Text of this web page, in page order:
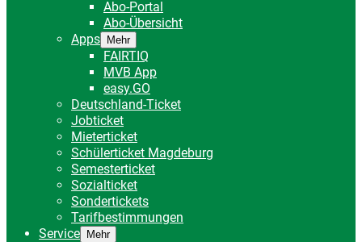
Abo-Portal
Abo-Übersicht
Apps
Mehr
FAIRTIQ
MVB App
easy.GO
Deutschland-Ticket
Jobticket
Mieterticket
Schülerticket Magdeburg
Semesterticket
Sozialticket
Sondertickets
Tarifbestimmungen
Service
Mehr